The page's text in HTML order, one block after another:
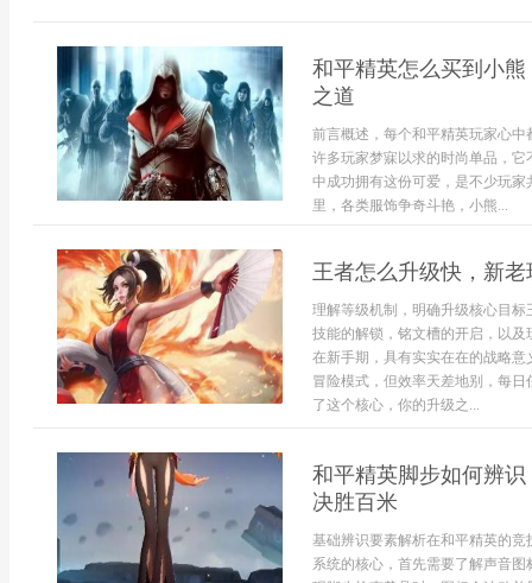
和平精英怎么买到小
之道
前言概述，每个和平精英玩家心
许多玩家梦寐以求的时尚单品，
中成功拥有这份可爱，是不少玩
里，各类服饰争奇斗艳，小熊...
王者怎么升级快，新
理解等级机制，明确升级核心目
技能的解锁，铭文槽的开启，以
在新手期，具有实实在在的战略
冒险模式，但效率天差地别，每
了这个核心，你的升级之...
和平精英脚步如何辨
决胜百米
基础辨识要素解析在和平精英的
系统的核心，首先需要了解声音